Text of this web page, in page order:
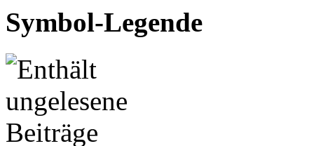
Symbol-Legende